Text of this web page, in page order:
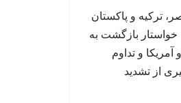
ترکیه و پاکستان
بازگشت به
آمریکا و تداوم
از تشدید